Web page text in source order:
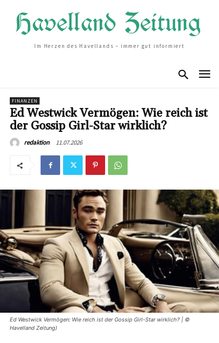
Im Herzen des Havellands – immer gut informiert
FINANZEN
Ed Westwick Vermögen: Wie reich ist
der Gossip Girl-Star wirklich?
redaktion 11.07.2026
Ed Westwick Vermögen: Wie reich ist der Gossip Girl-Star wirklich? | ©
Havelland Zeitung)